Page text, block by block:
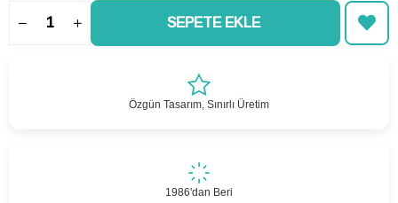
Özgün Tasarım, Sınırlı Üretim
1986'dan Beri